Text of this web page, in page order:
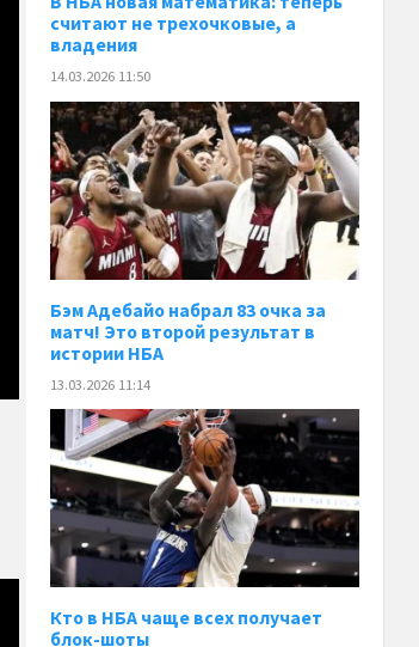
считают не трехочковые, а
владения
14.03.2026 11:50
Бэм Адебайо набрал 83 очка за
матч! Это второй результат в
истории НБА
13.03.2026 11:14
Кто в НБА чаще всех получает
блок-шоты